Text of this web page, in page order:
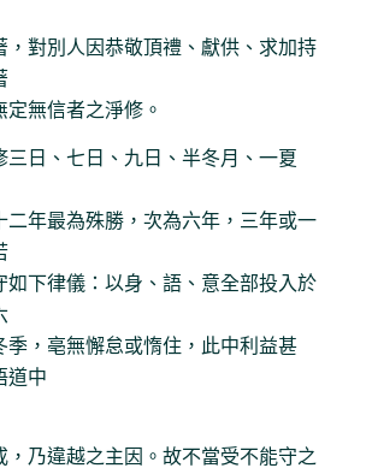
，對別人因恭敬頂禮、獻供、求加持
定無信者之淨修。
三日、七日、九日、半冬月、一夏
二年最為殊勝，次為六年，三年或一
如下律儀：以身、語、意全部投入於
季，亳無懈怠或惰住，此中利益甚
道中
，乃違越之主因。故不當受不能守之